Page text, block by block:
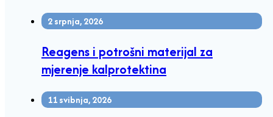
2 srpnja, 2026
Reagens i potrošni materijal za
mjerenje kalprotektina
11 svibnja, 2026